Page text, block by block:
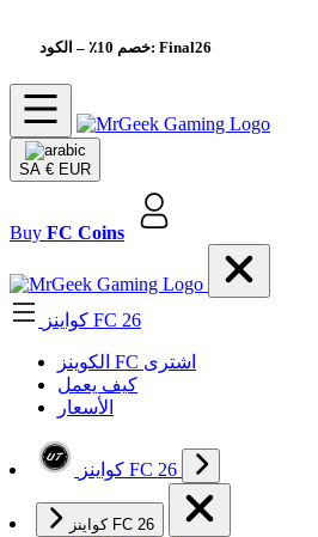
خصم 10٪– الكود: Final26
SA € EUR
Buy FC Coins
كواينز FC 26
الکوینز FC اشتری
كيف يعمل
الأسعار
كواينز FC 26
كواينز FC 26